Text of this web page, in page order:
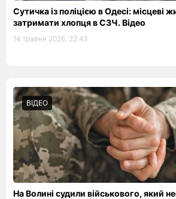
Сутичка із поліцією в Одесі: місцеві
затримати хлопця в СЗЧ. Відео
14 травня 2026, 22:43
ВІДЕО
На Волині судили військового, який